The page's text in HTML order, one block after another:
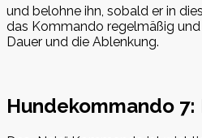
und belohne ihn, sobald er in
das Kommando regelmäßig
Dauer und die Ablenkung.
Hundekommando 7: